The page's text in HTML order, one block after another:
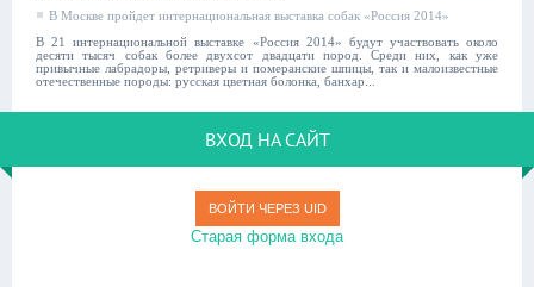
В Москве пройдет интернациональная выставка собак «Россия 2014»
В 21 интернациональной выставке «Россия 2014» будут участвовать около
десяти тысяч собак более двухсот двадцати пород. Среди них, как уже
привычные лабрадоры, ретриверы и померанские шпицы, так и малоизвестные
отечественные породы: русская цветная болонка, банхар...
ВХОД НА САЙТ
ВОЙТИ ЧЕРЕЗ UID
Старая форма входа